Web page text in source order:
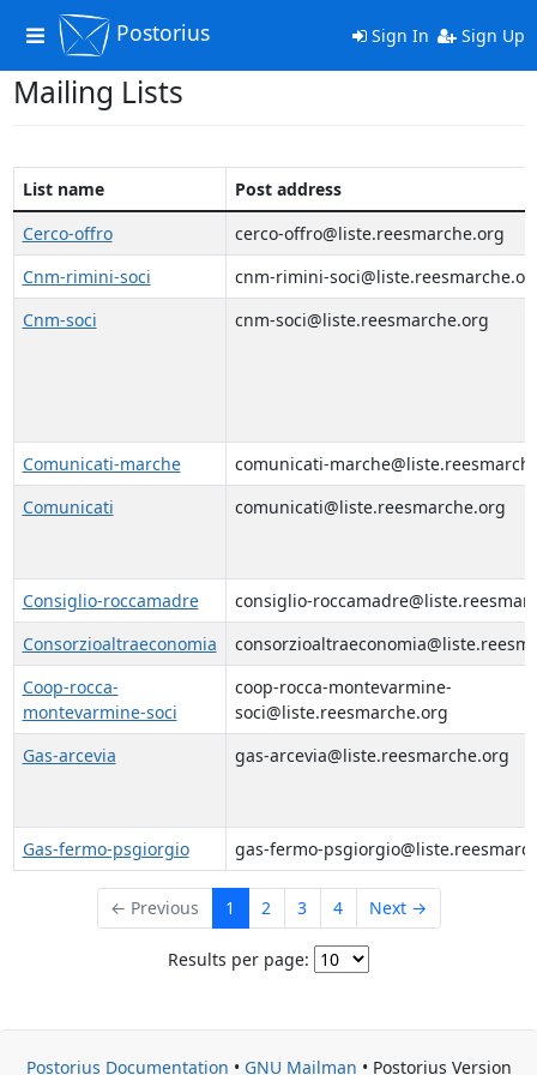
Toggle
navigation
Postorius Sign In Sign Up
Mailing Lists
List name
Post address
Cerco-offro
cerco-offro@liste.reesmarche.org
Cnm-rimini-soci
cnm-rimini-
Cnm-soci
cnm-soci@liste.reesmarche.org
Comunicati-marche
comunicati-
Comunicati
comunicati@liste.reesmarche.org
Consiglio-roccamadre
consiglio-
Consorzioaltraeconomia
Coop-rocca-
montevarmine-soci
coop-rocca-montevarmine-
soci@liste.reesmarche.org
Gas-arcevia
gas-arcevia@liste.reesmarche.org
Gas-fermo-psgiorgio gas-fermo-
← Previous 1 2 3 4 Next →
Results per page:
Postorius Documentation • GNU Mailman • Postorius Version